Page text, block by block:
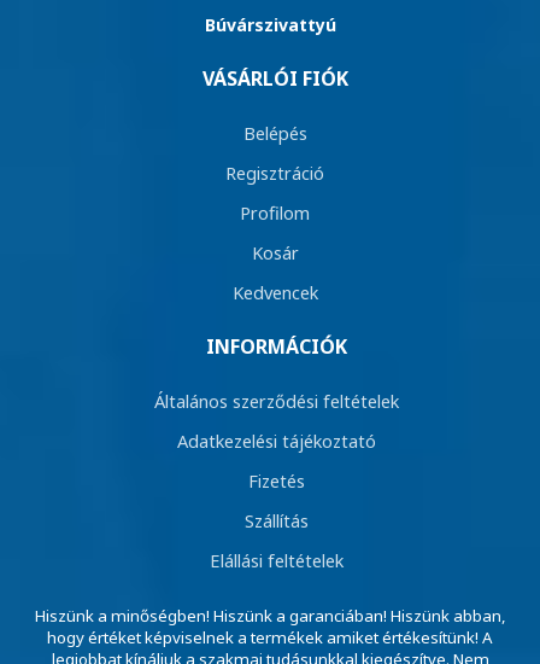
Búvárszivattyú
VÁSÁRLÓI FIÓK
Belépés
Regisztráció
Profilom
Kosár
Kedvencek
INFORMÁCIÓK
Általános szerződési feltételek
Adatkezelési tájékoztató
Fizetés
Szállítás
Elállási feltételek
Hiszünk a minőségben! Hiszünk a garanciában! Hiszünk abban,
hogy értéket képviselnek a termékek amiket értékesítünk! A
legjobbat kínáljuk a szakmai tudásunkkal kiegészítve. Nem